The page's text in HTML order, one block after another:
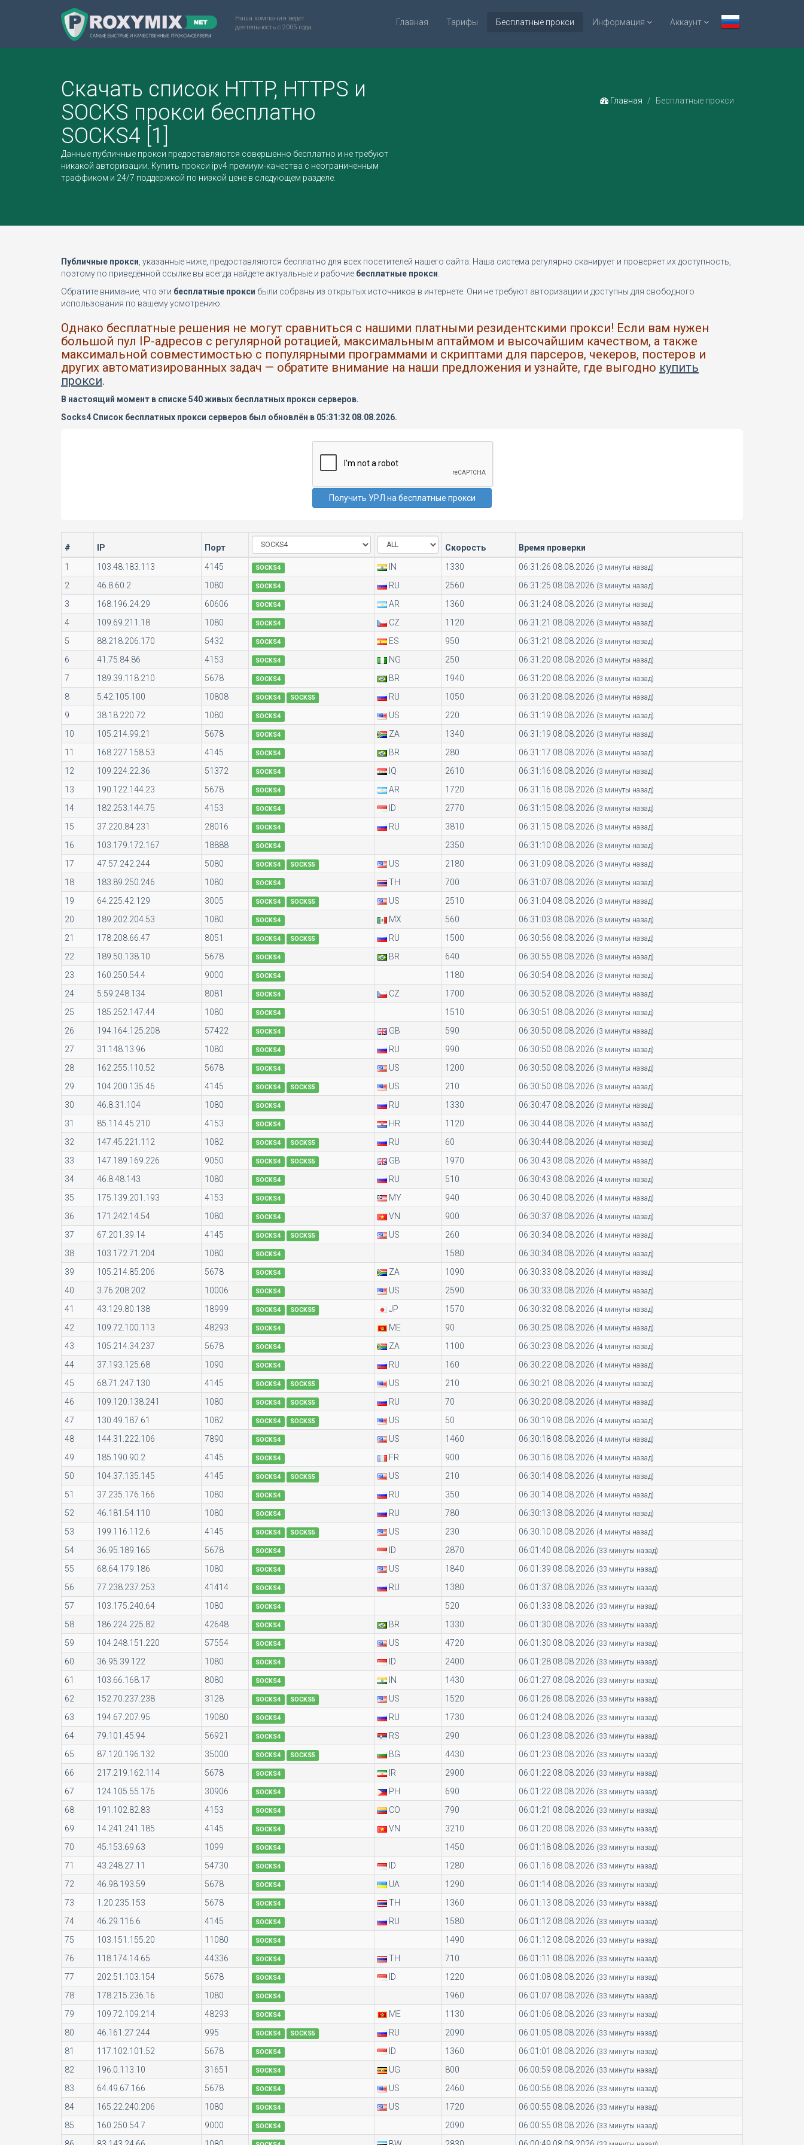
Наша компания ведет
деятельность с 2005 года
Главная Тарифы Бесплатные прокси Информация Аккаунт
Скачать список HTTP, HTTPS и
SOCKS прокси бесплатно
SOCKS4 [1]
Данные публичные прокси предоставляются совершенно бесплатно и не требуют
никакой авторизации. Купить прокси ipv4 премиум-качества с неограниченным
траффиком и 24/7 поддержкой по низкой цене в следующем разделе.
Главная Бесплатные прокси
Публичные прокси , указанные ниже, предоставляются бесплатно для всех посетителей нашего сайта. Наша система регулярно сканирует и проверяет их доступность,
поэтому по приведённой ссылке вы всегда найдете актуальные и рабочие бесплатные прокси
Обратите внимание, что эти бесплатные прокси были собраны из открытых источников в интернете. Они не требуют авторизации и доступны для свободного
использования по вашему усмотрению.
Однако бесплатные решения не могут сравниться с нашими платными резидентскими прокси! Если вам нужен
большой пул IP-адресов с регулярной ротацией, максимальным аптаймом и высочайшим качеством, а также
максимальной совместимостью с популярными программами и скриптами для парсеров, чекеров, постеров и
других автоматизированных задач — обратите внимание на наши предложения и узнайте, где выгодно купить
прокси.
В настоящий момент в списке 540 живых бесплатных прокси серверов.
Socks4 Список бесплатных прокси серверов был обновлён в 05:31:32 08.08.2026.
# IP Порт Скорость
Время проверки
1
103.48.183.113 4145 SOCKS4 IN 1330 06:31:26 08.08.2026 (3 минуты назад)
2 46.8.60.2 1080 SOCKS4 RU 2560 06:31:25 08.08.2026 (3 минуты назад)
3 168.196.24.29 60606 SOCKS4 AR 1360 06:31:24 08.08.2026 (3 минуты назад)
4 109.69.211.18 1080 SOCKS4 CZ 1120 06:31:21 08.08.2026 (3 минуты назад)
5 88.218.206.170 5432 SOCKS4 ES 950 06:31:21 08.08.2026 (3 минуты назад)
6 41.75.84.86 4153 SOCKS4 NG 250 06:31:20 08.08.2026 (3 минуты назад)
7 189.39.118.210 5678 SOCKS4 BR 1940 06:31:20 08.08.2026 (3 минуты назад)
8 5.42.105.100 10808 SOCKS4 SOCKS5 RU 1050 06:31:20 08.08.2026 (3 минуты назад)
9 38.18.220.72 1080 SOCKS4 US 220 06:31:19 08.08.2026 (3 минуты назад)
10 105.214.99.21 5678 SOCKS4 ZA 1340 06:31:19 08.08.2026 (3 минуты назад)
11 168.227.158.53 4145 SOCKS4 BR 280 06:31:17 08.08.2026 (3 минуты назад)
12 109.224.22.36 51372 SOCKS4 IQ 2610 06:31:16 08.08.2026 (3 минуты назад)
13 190.122.144.23 5678 SOCKS4 AR 1720 06:31:16 08.08.2026 (3 минуты назад)
14 182.253.144.75 4153 SOCKS4 ID 2770 06:31:15 08.08.2026 (3 минуты назад)
15 37.220.84.231 28016 SOCKS4 RU 3810 06:31:15 08.08.2026 (3 минуты назад)
16 103.179.172.167 18888 SOCKS4 2350 06:31:10 08.08.2026 (3 минуты назад)
17 47.57.242.244 5080 SOCKS4 SOCKS5 US 2180 06:31:09 08.08.2026 (3 минуты назад)
18 183.89.250.246 1080 SOCKS4 TH 700 06:31:07 08.08.2026 (3 минуты назад)
19 64.225.42.129 3005 SOCKS4 SOCKS5 US 2510 06:31:04 08.08.2026 (3 минуты назад)
20 189.202.204.53 1080 SOCKS4 MX 560 06:31:03 08.08.2026 (3 минуты назад)
21 178.208.66.47 8051 SOCKS4 SOCKS5 RU 1500 06:30:56 08.08.2026 (3 минуты назад)
22 189.50.138.10 5678 SOCKS4 BR 640 06:30:55 08.08.2026 (3 минуты назад)
23 160.250.54.4 9000 SOCKS4 1180 06:30:54 08.08.2026 (3 минуты назад)
24 5.59.248.134 8081 SOCKS4 CZ 1700 06:30:52 08.08.2026 (3 минуты назад)
25 185.252.147.44 1080 SOCKS4 1510 06:30:51 08.08.2026 (3 минуты назад)
26 194.164.125.208 57422 SOCKS4 GB 590 06:30:50 08.08.2026 (3 минуты назад)
27 31.148.13.96 1080 SOCKS4 RU 990 06:30:50 08.08.2026 (3 минуты назад)
28 162.255.110.52 5678 SOCKS4 US 1200 06:30:50 08.08.2026 (3 минуты назад)
29 104.200.135.46 4145 SOCKS4 SOCKS5 US 210 06:30:50 08.08.2026 (3 минуты назад)
30 46.8.31.104 1080 SOCKS4 RU 1330 06:30:47 08.08.2026 (3 минуты назад)
31 85.114.45.210 4153 SOCKS4 HR 1120 06:30:44 08.08.2026 (4 минуты назад)
32 147.45.221.112 1082 SOCKS4 SOCKS5 RU 60 06:30:44 08.08.2026 (4 минуты назад)
33 147.189.169.226 9050 SOCKS4 SOCKS5 GB 1970 06:30:43 08.08.2026 (4 минуты назад)
34 46.8.48.143 1080 SOCKS4 RU 510 06:30:43 08.08.2026 (4 минуты назад)
35 175.139.201.193 4153 SOCKS4 MY 940 06:30:40 08.08.2026 (4 минуты назад)
36 171.242.14.54 1080 SOCKS4 VN 900 06:30:37 08.08.2026 (4 минуты назад)
37 67.201.39.14 4145 SOCKS4 SOCKS5 US 260 06:30:34 08.08.2026 (4 минуты назад)
38 103.172.71.204 1080 SOCKS4 1580 06:30:34 08.08.2026 (4 минуты назад)
39 105.214.85.206 5678 SOCKS4 ZA 1090 06:30:33 08.08.2026 (4 минуты назад)
40 3.76.208.202 10006 SOCKS4 US 2590 06:30:33 08.08.2026 (4 минуты назад)
41 43.129.80.138 18999 SOCKS4 SOCKS5 JP 1570 06:30:32 08.08.2026 (4 минуты назад)
42 109.72.100.113 48293 SOCKS4 ME 90 06:30:25 08.08.2026 (4 минуты назад)
43 105.214.34.237 5678 SOCKS4 ZA 1100 06:30:23 08.08.2026 (4 минуты назад)
44 37.193.125.68 1090 SOCKS4 RU 160 06:30:22 08.08.2026 (4 минуты назад)
45 68.71.247.130 4145 SOCKS4 SOCKS5 US 210 06:30:21 08.08.2026 (4 минуты назад)
46 109.120.138.241 1080 SOCKS4 SOCKS5 RU 70 06:30:20 08.08.2026 (4 минуты назад)
47 130.49.187.61 1082 SOCKS4 SOCKS5 US 50 06:30:19 08.08.2026 (4 минуты назад)
48 144.31.222.106 7890 SOCKS4 US 1460 06:30:18 08.08.2026 (4 минуты назад)
49 185.190.90.2 4145 SOCKS4 FR 900 06:30:16 08.08.2026 (4 минуты назад)
50 104.37.135.145 4145 SOCKS4 SOCKS5 US 210 06:30:14 08.08.2026 (4 минуты назад)
51 37.235.176.166 1080 SOCKS4 RU 350 06:30:14 08.08.2026 (4 минуты назад)
52 46.181.54.110 1080 SOCKS4 RU 780 06:30:13 08.08.2026 (4 минуты назад)
53 199.116.112.6 4145 SOCKS4 SOCKS5 US 230 06:30:10 08.08.2026 (4 минуты назад)
54 36.95.189.165 5678 SOCKS4 ID 2870 06:01:40 08.08.2026 (33 минуты назад)
55 68.64.179.186 1080 SOCKS4 US 1840 06:01:39 08.08.2026 (33 минуты назад)
56 77.238.237.253 41414 SOCKS4 RU 1380 06:01:37 08.08.2026 (33 минуты назад)
57 103.175.240.64 1080 SOCKS4 520 06:01:33 08.08.2026 (33 минуты назад)
58 186.224.225.82 42648 SOCKS4 BR 1330 06:01:30 08.08.2026 (33 минуты назад)
59 104.248.151.220 57554 SOCKS4 US 4720 06:01:30 08.08.2026 (33 минуты назад)
60 36.95.39.122 1080 SOCKS4 ID 2400 06:01:28 08.08.2026 (33 минуты назад)
61 103.66.168.17 8080 SOCKS4 IN 1430 06:01:27 08.08.2026 (33 минуты назад)
62 152.70.237.238 3128 SOCKS4 SOCKS5 US 1520 06:01:26 08.08.2026 (33 минуты назад)
63 194.67.207.95 19080 SOCKS4 RU 1730 06:01:24 08.08.2026 (33 минуты назад)
64 79.101.45.94 56921 SOCKS4 RS 290 06:01:23 08.08.2026 (33 минуты назад)
65 87.120.196.132 35000 SOCKS4 SOCKS5 BG 4430 06:01:23 08.08.2026 (33 минуты назад)
66 217.219.162.114 5678 SOCKS4 IR 2900 06:01:22 08.08.2026 (33 минуты назад)
67 124.105.55.176 30906 SOCKS4 PH 690 06:01:22 08.08.2026 (33 минуты назад)
68 191.102.82.83 4153 SOCKS4 CO 790 06:01:21 08.08.2026 (33 минуты назад)
69 14.241.241.185 4145 SOCKS4 VN 3210 06:01:20 08.08.2026 (33 минуты назад)
70 45.153.69.63 1099 SOCKS4 1450 06:01:18 08.08.2026 (33 минуты назад)
71 43.248.27.11 54730 SOCKS4 ID 1280 06:01:16 08.08.2026 (33 минуты назад)
72 46.98.193.59 5678 SOCKS4 UA 1290 06:01:14 08.08.2026 (33 минуты назад)
73 1.20.235.153 5678 SOCKS4 TH 1360 06:01:13 08.08.2026 (33 минуты назад)
74 46.29.116.6 4145 SOCKS4 RU 1580 06:01:12 08.08.2026 (33 минуты назад)
75 103.151.155.20 11080 SOCKS4 1490 06:01:12 08.08.2026 (33 минуты назад)
76 118.174.14.65 44336 SOCKS4 TH 710 06:01:11 08.08.2026 (33 минуты назад)
77 202.51.103.154 5678 SOCKS4 ID 1220 06:01:08 08.08.2026 (33 минуты назад)
78 178.215.236.16 1080 SOCKS4 1960 06:01:07 08.08.2026 (33 минуты назад)
79 109.72.109.214 48293 SOCKS4 ME 1130 06:01:06 08.08.2026 (33 минуты назад)
80 46.161.27.244 995 SOCKS4 SOCKS5 RU 2090 06:01:05 08.08.2026 (33 минуты назад)
81 117.102.101.52 5678 SOCKS4 ID 1360 06:01:01 08.08.2026 (33 минуты назад)
82 196.0.113.10 31651 SOCKS4 UG 800 06:00:59 08.08.2026 (33 минуты назад)
83 64.49.67.166 5678 SOCKS4 US 2460 06:00:56 08.08.2026 (33 минуты назад)
84 165.22.240.206 1080 SOCKS4 US 1720 06:00:55 08.08.2026 (33 минуты назад)
85 160.250.54.7 9000 SOCKS4 2090 06:00:55 08.08.2026 (33 минуты назад)